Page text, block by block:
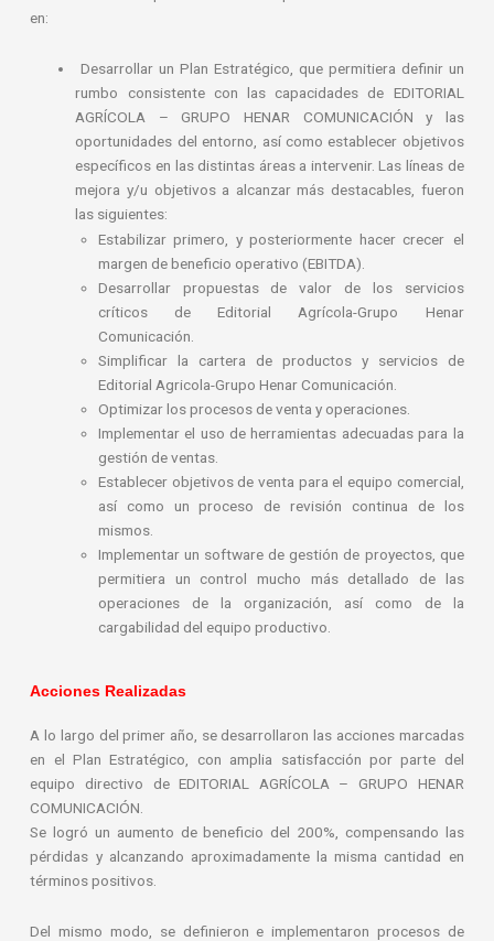
en:
Desarrollar un Plan Estratégico, que permitiera definir un
rumbo consistente con las capacidades de EDITORIAL
AGRÍCOLA – GRUPO HENAR COMUNICACIÓN y las
oportunidades del entorno, así como establecer objetivos
específicos en las distintas áreas a intervenir. Las líneas de
mejora y/u objetivos a alcanzar más destacables, fueron
las siguientes:
Estabilizar primero, y posteriormente hacer crecer el
margen de beneficio operativo (EBITDA).
Desarrollar propuestas de valor de los servicios
críticos de Editorial Agrícola-Grupo Henar
Comunicación.
Simplificar la cartera de productos y servicios de
Editorial Agricola-Grupo Henar Comunicación.
Optimizar los procesos de venta y operaciones.
Implementar el uso de herramientas adecuadas para la
gestión de ventas.
Establecer objetivos de venta para el equipo comercial,
así como un proceso de revisión continua de los
mismos.
Implementar un software de gestión de proyectos, que
permitiera un control mucho más detallado de las
operaciones de la organización, así como de la
cargabilidad del equipo productivo.
Acciones Realizadas
A lo largo del primer año, se desarrollaron las acciones marcadas
en el Plan Estratégico, con amplia satisfacción por parte del
equipo directivo de EDITORIAL AGRÍCOLA – GRUPO HENAR
COMUNICACIÓN.
Se logró un aumento de beneficio del 200%, compensando las
pérdidas y alcanzando aproximadamente la misma cantidad en
términos positivos.
Del mismo modo, se definieron e implementaron procesos de